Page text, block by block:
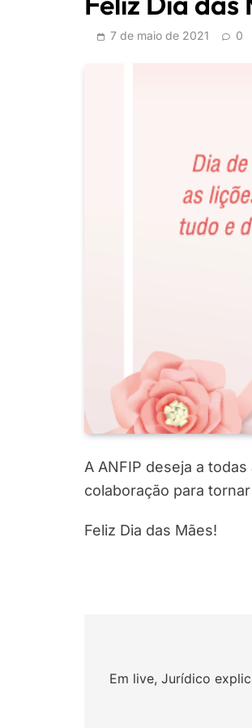
7 de maio de 2021 0
A ANFIP deseja a
colaboração para
Feliz Dia das Mães!
de
Em live, Jurídico